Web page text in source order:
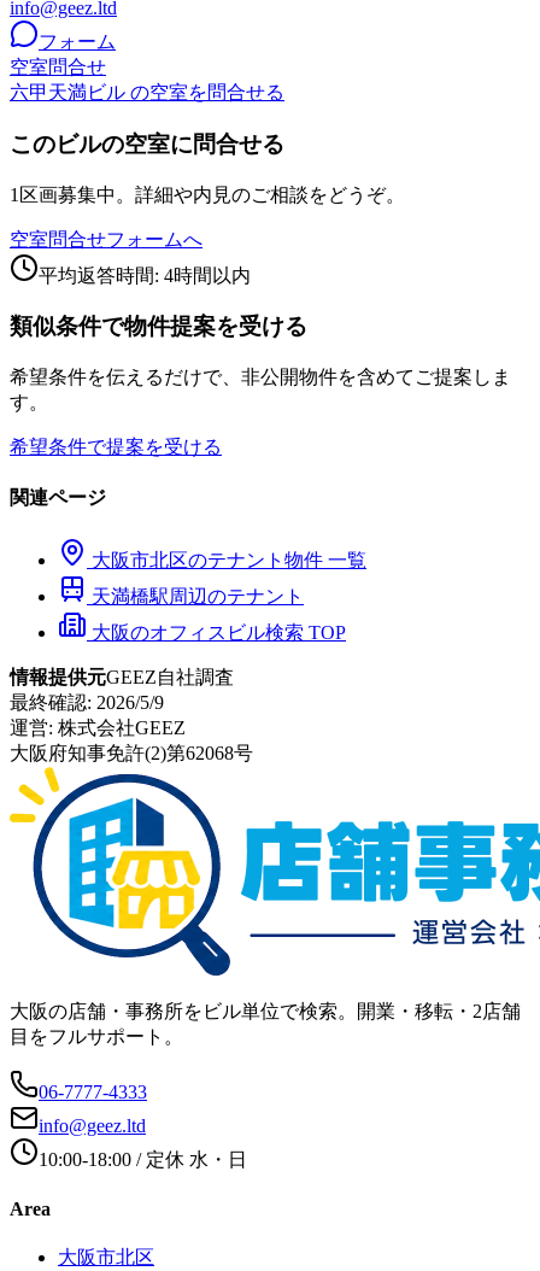
info@geez.ltd
フォーム
空室問合せ
六甲天満ビル の空室を問合せる
このビルの空室に問合せる
1区画募集中。詳細や内見のご相談をどうぞ。
空室問合せフォームへ
平均返答時間: 4時間以内
類似条件で物件提案を受ける
希望条件を伝えるだけで、非公開物件を含めてご提案しま
す。
希望条件で提案を受ける
関連ページ
大阪市北区のテナント物件 一覧
天満橋駅周辺のテナント
大阪のオフィスビル検索 TOP
情報提供元GEEZ自社調査
最終確認: 2026/5/9
運営: 株式会社GEEZ
大阪府知事免許(2)第62068号
大阪の店舗・事務所をビル単位で検索。開業・移転・2店舗
目をフルサポート。
06-7777-4333
info@geez.ltd
10:00-18:00 / 定休 水・日
Area
大阪市北区